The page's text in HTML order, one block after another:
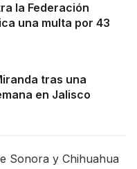
la Federación
una multa por 43
tras una
en Jalisco
Sonora y Chihuahua